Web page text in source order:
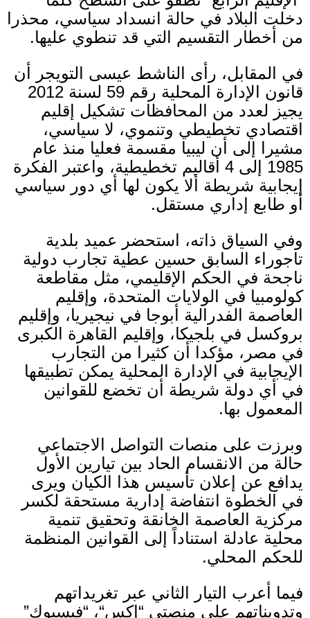
دخلت البلاد في حالة انسداد سياسي، محذرا
من أخطار التقسيم التي قد تنطوي عليها.
في المقابل، رأى الناشط عيسى التويجر أن
قانون الإدارة المحلية رقم 59 لسنة 2012
يجيز لعدد من المحافظات تشكيل إقليم
اقتصادي تخطيطي وتنموي، لا سياسي،
مشيرا إلى أن ليبيا مقسمة فعليا منذ عام
1985
إلى 4 أقاليم تخطيطية، واعتبر الفكرة
إيجابية شريطة ألا يكون لها أي دور سياسي
أو طابع إداري مستقل.
وفي السياق ذاته، استحضر عميد بلدية
تاجوراء السابق حسين عطية تجارب دولية
ناجحة في الحكم الإقليمي، مثل مقاطعة
كولومبيا في الولايات المتحدة، وإقليم
العاصمة الفدرالية أبوجا في نيجيريا، وإقليم
بروكسل في بلجيكا، وإقليم القاهرة الكبرى
في مصر، مؤكدا أن كثيرا من التجارب
الإيجابية في الإدارة المحلية يمكن تطبيقها
في أي دولة شريطة أن تخضع للقوانين
المعمول بها.
وبرزت على منصات التواصل الاجتماعي
حالة من الانقسام الحاد بين تيارين الأول
يدافع عن إعلان تأسيس هذا الكيان ويرى
في الخطوة انتفاضة إدارية مستحقة لكسر
مركزية العاصمة الخانقة وتحقيق تنمية
محلية عادلة استناداً إلى القوانين المنظمة
للحكم المحلي.
فيما أعرب التيار الثاني عبر تغريداتهم
وتدويناتهم على منصتي “ إكس“، “فيسبوك”